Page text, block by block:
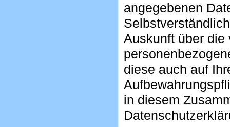
angegebenen
Auskunft über die
diese auch auf
in diesem